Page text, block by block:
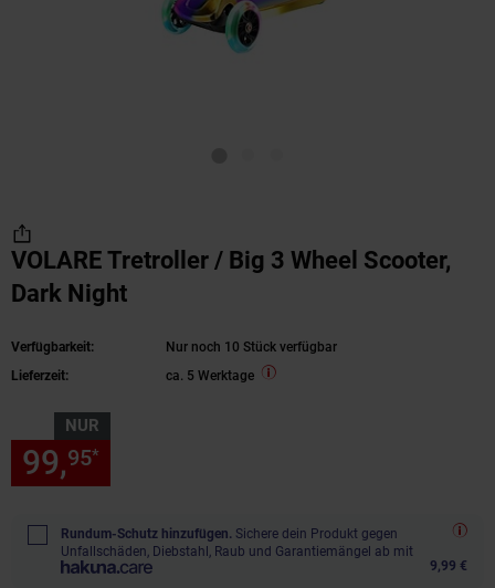
VOLARE Tretroller / Big 3 Wheel Scooter,
Dark Night
Verfügbarkeit:
Nur noch 10 Stück verfügbar
Lieferzeit:
ca. 5 Werktage
NUR
99,95*
Rundum-Schutz hinzufügen. Sichere dein Produkt gegen
Unfallschäden, Diebstahl, Raub und Garantiemängel ab mit
9,99 €